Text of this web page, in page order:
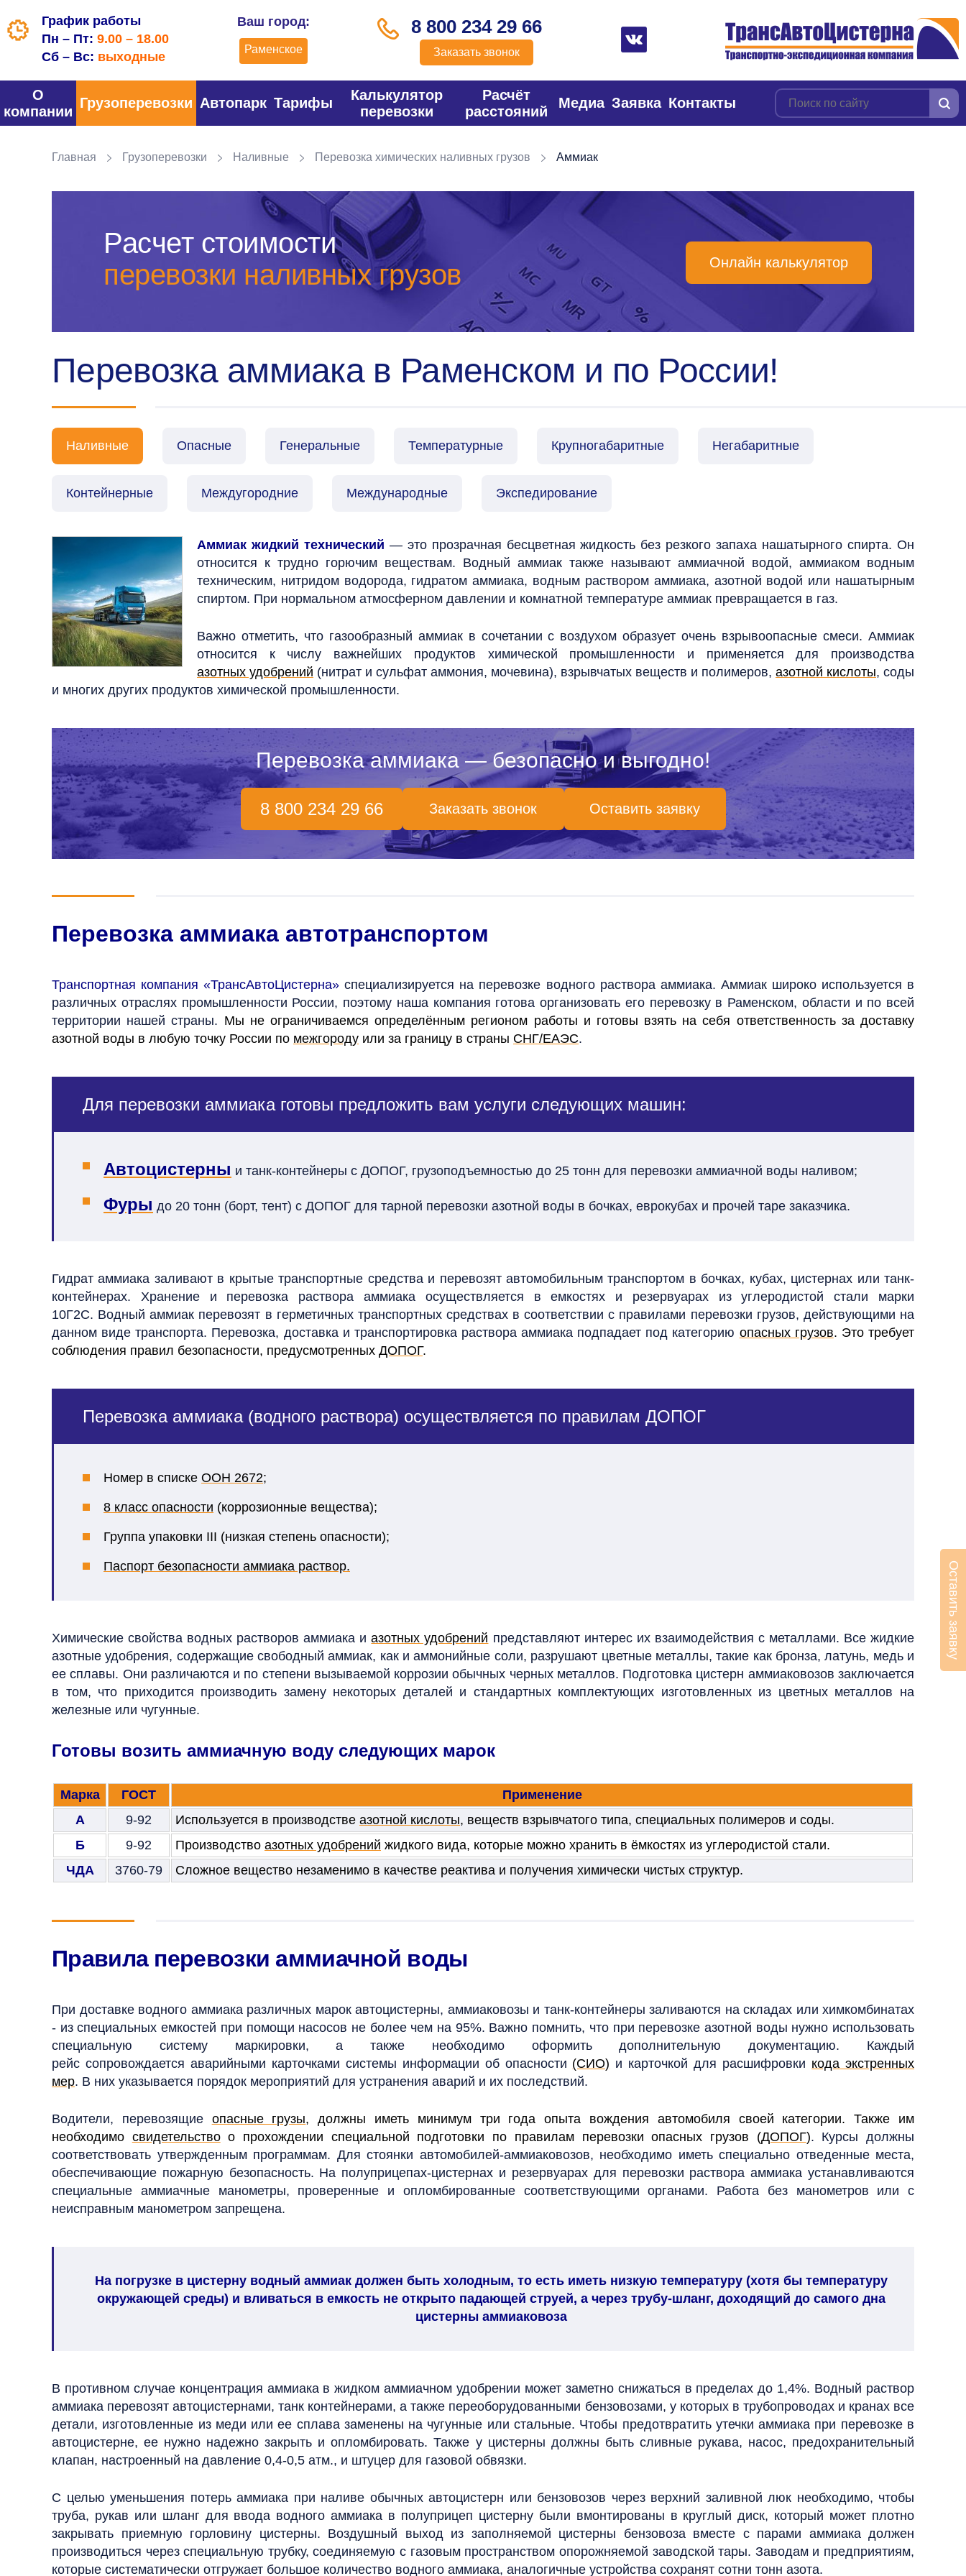
График работы
Пн – Пт: 9.00 – 18.00
Сб – Вс: выходные
Ваш город:
Раменское
8 800 234 29 66
Заказать звонок
О
компании
Грузоперевозки Автопарк Тарифы
Калькулятор
перевозки
Расчёт
расстояний
Медиа Заявка Контакты
Главная Грузоперевозки Наливные Перевозка химических наливных грузов Аммиак
Расчет стоимости
перевозки наливных грузов
Онлайн калькулятор
Перевозка аммиака в Раменском и по России!
Наливные Опасные Генеральные Температурные Крупногабаритные Негабаритные
Контейнерные Междугородние Международные Экспедирование
Аммиак жидкий технический — это прозрачная бесцветная жидкость без резкого запаха нашатырного спирта. Он
относится к трудно горючим веществам. Водный аммиак также называют аммиачной водой, аммиаком водным
техническим, нитридом водорода, гидратом аммиака, водным раствором аммиака, азотной водой или нашатырным
спиртом. При нормальном атмосферном давлении и комнатной температуре аммиак превращается в газ.
Важно отметить, что газообразный аммиак в сочетании с воздухом образует очень взрывоопасные смеси. Аммиак
относится к числу важнейших продуктов химической промышленности и применяется для производства
азотных удобрений (нитрат и сульфат аммония, мочевина), взрывчатых веществ и полимеров, азотной кислоты, соды
и многих других продуктов химической промышленности.
Перевозка аммиака — безопасно и выгодно!
8 800 234 29 66 Заказать звонок Оставить заявку
Перевозка аммиака автотранспортом
Транспортная компания «ТрансАвтоЦистерна» специализируется на перевозке водного раствора аммиака. Аммиак широко используется в
различных отраслях промышленности России, поэтому наша компания готова организовать его перевозку в Раменском, области и по всей
территории нашей страны. Мы не ограничиваемся определённым регионом работы и готовы взять на себя ответственность за доставку
азотной воды в любую точку России по межгороду или за границу в страны СНГ/ЕАЭС.
Для перевозки аммиака готовы предложить вам услуги следующих машин:
Автоцистерны и танк-контейнеры с ДОПОГ, грузоподъемностью до 25 тонн для перевозки аммиачной воды наливом;
Фуры до 20 тонн (борт, тент) с ДОПОГ для тарной перевозки азотной воды в бочках, еврокубах и прочей таре заказчика.
Гидрат аммиака заливают в крытые транспортные средства и перевозят автомобильным транспортом в бочках, кубах, цистернах или танк-
контейнерах. Хранение и перевозка раствора аммиака осуществляется в емкостях и резервуарах из углеродистой стали марки
10Г2С. Водный аммиак перевозят в герметичных транспортных средствах в соответствии с правилами перевозки грузов, действующими на
данном виде транспорта. Перевозка, доставка и транспортировка раствора аммиака подпадает под категорию опасных грузов. Это требует
соблюдения правил безопасности, предусмотренных ДОПОГ.
Перевозка аммиака (водного раствора) осуществляется по правилам ДОПОГ
Номер в списке ООН 2672;
8 класс опасности (коррозионные вещества);
Группа упаковки III (низкая степень опасности);
Паспорт безопасности аммиака раствор.
Химические свойства водных растворов аммиака иазотных удобрений представляют интерес их взаимодействия с металлами. Все жидкие
азотные удобрения, содержащие свободный аммиак, как и аммонийные соли, разрушают цветные металлы, такие как бронза, латунь, медь и
ее сплавы. Они различаются и по степени вызываемой коррозии обычных черных металлов. Подготовка цистерн аммиаковозов заключается
в том, что приходится производить замену некоторых деталей и стандартных комплектующих изготовленных из цветных металлов на
железные или чугунные.
Готовы возить аммиачную воду следующих марок
Марка ГОСТ
Применение
А
9-92 Используется в производстве азотной кислоты, веществ взрывчатого типа, специальных полимеров и соды.
Б
9-92 Производство азотных удобрений жидкого вида, которые можно хранить в ёмкостях из углеродистой стали.
ЧДА
3760-79 Сложное вещество незаменимо в качестве реактива и получения химически чистых структур.
Правила перевозки аммиачной воды
При доставке водного аммиака различных марок автоцистерны, аммиаковозы и танк-контейнеры заливаются на складах или химкомбинатах
- из специальных емкостей при помощи насосов не более чем на 95%. Важно помнить, что при перевозке азотной воды нужно использовать
специальную систему маркировки, а также необходимо оформить дополнительную документацию. Каждый
рейс сопровождается аварийными карточками системы информации об опасности (СИО) и карточкой для расшифровки кода экстренных
мер. В них указывается порядок мероприятий для устранения аварий и их последствий.
Водители, перевозящие опасные грузы, должны иметь минимум три года опыта вождения автомобиля своей категории. Также им
необходимо свидетельствоо прохождении специальной подготовки по правилам перевозки опасных грузов (ДОПОГ). Курсы должны
соответствовать утвержденным программам. Для стоянки автомобилей-аммиаковозов, необходимо иметь специально отведенные места,
обеспечивающие пожарную безопасность. На полуприцепах-цистернах и резервуарах для перевозки раствора аммиака устанавливаются
специальные аммиачные манометры, проверенные и опломбированные соответствующими органами. Работа без манометров или с
неисправным манометром запрещена.
На погрузке в цистерну водный аммиак должен быть холодным, то есть иметь низкую температуру (хотя бы температуру
окружающей среды) и вливаться в емкость не открыто падающей струей, а через трубу-шланг, доходящий до самого дна
цистерны аммиаковоза
В противном случае концентрация аммиака в жидком аммиачном удобрении может заметно снижаться в пределах до 1,4%. Водный раствор
аммиака перевозят автоцистернами, танк контейнерами, а также переоборудованными бензовозами, у которых в трубопроводах и кранах все
детали, изготовленные из меди или ее сплава заменены на чугунные или стальные. Чтобы предотвратить утечки аммиака при перевозке в
автоцистерне, ее нужно надежно закрыть и опломбировать. Также у цистерны должны быть сливные рукава, насос, предохранительный
клапан, настроенный на давление 0,4-0,5 атм., и штуцер для газовой обвязки.
С целью уменьшения потерь аммиака при наливе обычных автоцистерн или бензовозов через верхний заливной люк необходимо, чтобы
труба, рукав или шланг для ввода водного аммиака в полуприцеп цистерну были вмонтированы в круглый диск, который может плотно
закрывать приемную горловину цистерны. Воздушный выход из заполняемой цистерны бензовоза вместе с парами аммиака должен
производиться через специальную трубку, соединяемую с газовым пространством опорожняемой заводской тары. Заводам и предприятиям,
которые систематически отгружает большое количество водного аммиака, аналогичные устройства сохранят сотни тонн азота.
Оставить заявку